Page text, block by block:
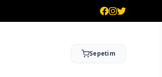
Sepetim